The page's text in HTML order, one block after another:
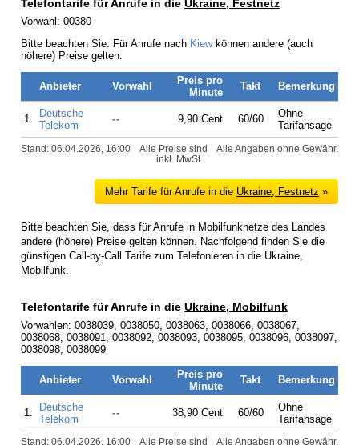
Telefontarife für Anrufe in die Ukraine, Festnetz
Vorwahl: 00380
Bitte beachten Sie: Für Anrufe nach Kiewkönnen andere (auch
höhere) Preise gelten.
Anbieter Vorwahl
Preis pro
Minute
Takt Bemerkung
1.
Deutsche
Telekom
-- 9,90 Cent 60/60
Ohne
Tarifansage
Stand: 06.04.2026, 16:00 Alle Angaben ohne Gewähr.
Alle Preise sind
inkl. MwSt.
Mehr Tarife für Anrufe in die Ukraine, Festnetz »
Bitte beachten Sie, dass für Anrufe in Mobilfunknetze des Landes
andere (höhere) Preise gelten können. Nachfolgend finden Sie die
günstigen Call-by-Call Tarife zum Telefonieren in die Ukraine,
Mobilfunk.
Telefontarife für Anrufe in die Ukraine, Mobilfunk
Vorwahlen: 0038039, 0038050, 0038063, 0038066, 0038067,
0038068, 0038091, 0038092, 0038093, 0038095, 0038096, 0038097,
0038098, 0038099
Anbieter Vorwahl
Preis pro
Minute
Takt Bemerkung
1.
Deutsche
Telekom
-- 38,90 Cent 60/60
Ohne
Tarifansage
Stand: 06.04.2026, 16:00 Alle Angaben ohne Gewähr.
Alle Preise sind